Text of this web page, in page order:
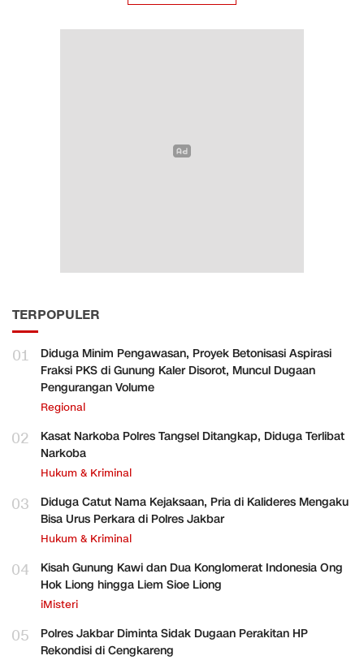
TERPOPULER
01
Diduga Minim Pengawasan, Proyek Betonisasi Aspirasi
Fraksi PKS di Gunung Kaler Disorot, Muncul Dugaan
Pengurangan Volume
Regional
02
Kasat Narkoba Polres Tangsel Ditangkap, Diduga Terlibat
Narkoba
Hukum & Kriminal
03
Diduga Catut Nama Kejaksaan, Pria di Kalideres Mengaku
Bisa Urus Perkara di Polres Jakbar
Hukum & Kriminal
04
Kisah Gunung Kawi dan Dua Konglomerat Indonesia Ong
Hok Liong hingga Liem Sioe Liong
iMisteri
05
Polres Jakbar Diminta Sidak Dugaan Perakitan HP
Rekondisi di Cengkareng